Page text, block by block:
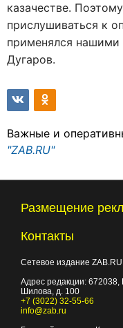
казачестве.
прислушиваться к
применялся
Дугаров.
Важные и
"ZAB.RU"
Размещение
Контакты
Сетевое издание ZAB.RU
Адрес редакции: 672038,
Шилова, д. 100
+7 (3022) 32-55-66
info@zab.ru